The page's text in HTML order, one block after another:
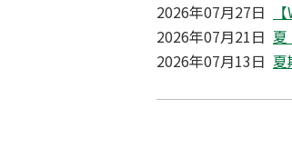
2026年07月27日
2026年07月21日 夏
2026年07月13日 夏